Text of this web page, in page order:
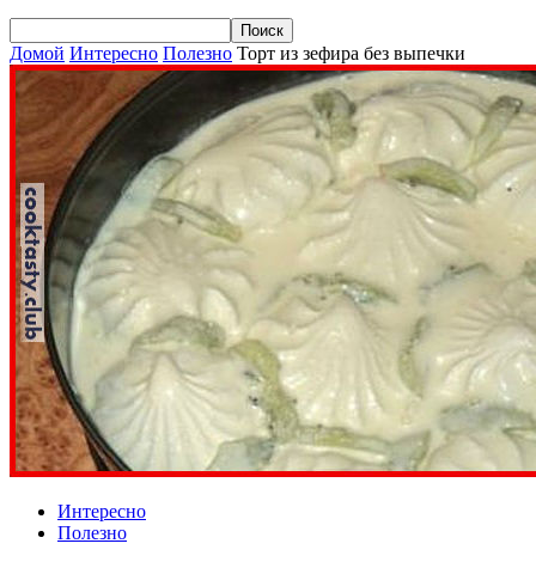
Домой Интересно Полезно Торт из зефира без выпечки
Интересно
Полезно